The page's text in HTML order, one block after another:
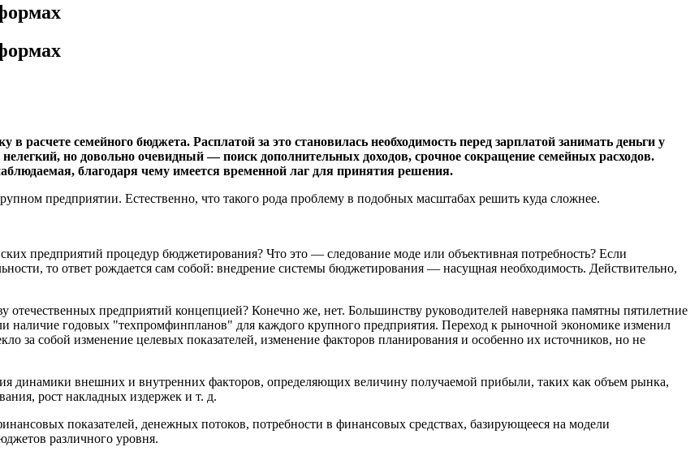
расчете семейного бюджета. Расплатой за это становилась необходимость перед зарплатой занимать деньги у
но довольно очевидный — поиск дополнительных доходов, срочное сокращение семейных расходов.
благодаря чему имеется временной лаг для принятия решения.
предприятии. Естественно, что такого рода проблему в подобных масштабах решить куда сложнее.
предприятий процедур бюджетирования? Что это — следование моде или объективная потребность? Если
то ответ рождается сам собой: внедрение системы бюджетирования — насущная необходимость. Действительно,
предприятий концепцией? Конечно же, нет. Большинству руководителей наверняка памятны пятилетние
наличие годовых "техпромфинпланов" для каждого крупного предприятия. Переход к рыночной экономике изменил
за собой изменение целевых показателей, изменение факторов планирования и особенно их источников, но не
динамики внешних и внутренних факторов, определяющих величину получаемой прибыли, таких как объем рынка,
рост накладных издержек и т. д.
показателей, денежных потоков, потребности в финансовых средствах, базирующееся на модели
различного уровня.